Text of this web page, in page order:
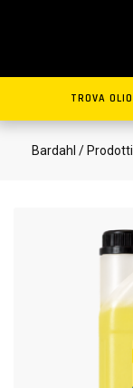
TROVA OLIO
Bardahl / Prodotti